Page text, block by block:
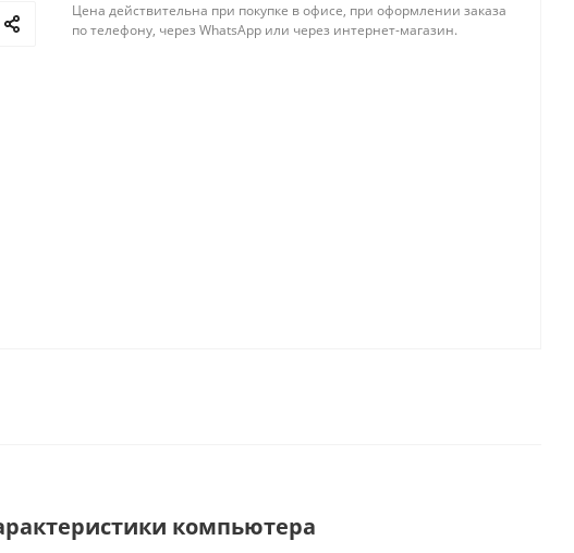
Цена действительна при покупке в офисе, при оформлении заказа
по телефону, через WhatsApp или через интернет-магазин.
компьютера